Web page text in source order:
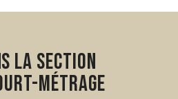
la section
métrage